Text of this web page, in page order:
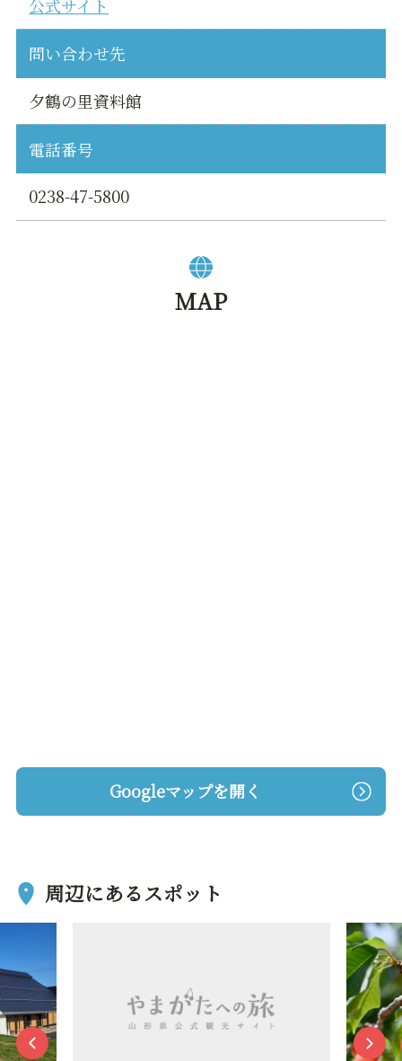
公式サイト
問い合わせ先
夕鶴の里資料館
電話番号
0238-47-5800
MAP
Googleマップを開く
周辺にあるスポット